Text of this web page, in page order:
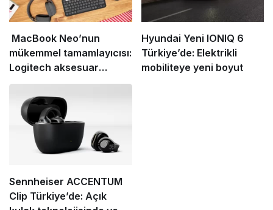
MacBook Neo’nun
mükemmel tamamlayıcısı:
Logitech aksesuar
koleksiyonu
Hyundai Yeni IONIQ 6
Türkiye’de: Elektrikli
mobiliteye yeni boyut
Sennheiser ACCENTUM
Clip Türkiye’de: Açık